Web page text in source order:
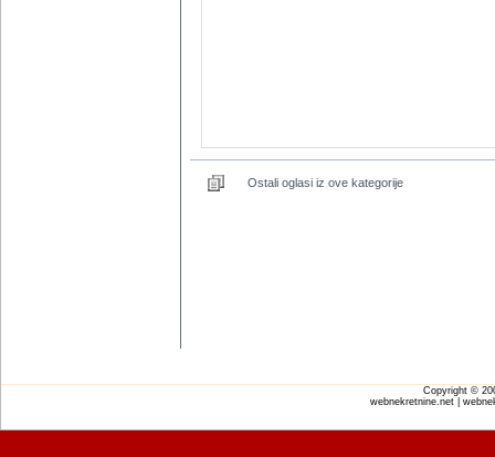
Ostali oglasi iz ove kategorije
Copyright ©
webnekretnine.net |